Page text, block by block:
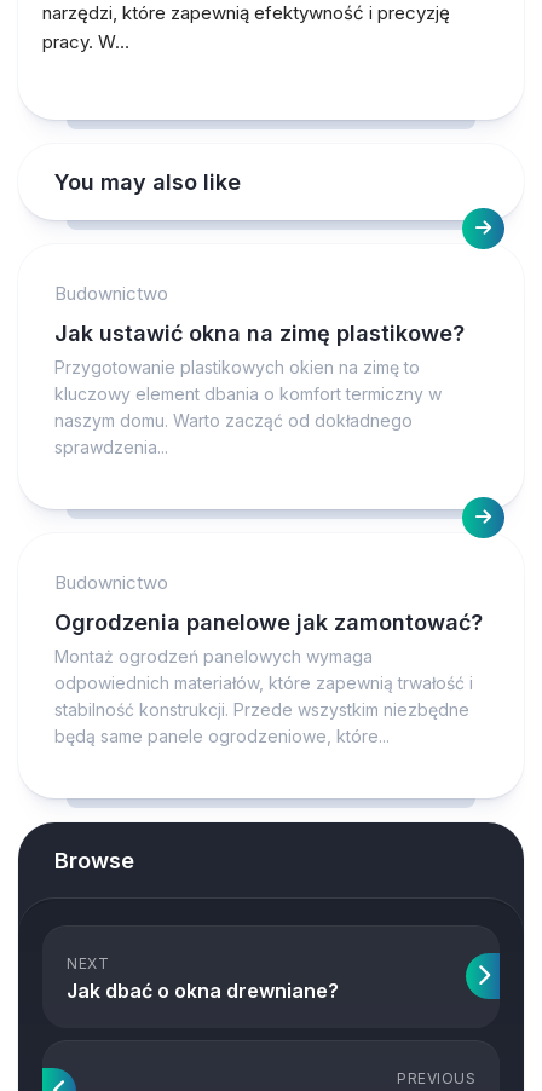
narzędzi, które zapewnią efektywność i precyzję
pracy. W…
You may also like
Budownictwo
Jak ustawić okna na zimę plastikowe?
Przygotowanie plastikowych okien na zimę to
kluczowy element dbania o komfort termiczny w
naszym domu. Warto zacząć od dokładnego
sprawdzenia...
Budownictwo
Ogrodzenia panelowe jak zamontować?
Montaż ogrodzeń panelowych wymaga
odpowiednich materiałów, które zapewnią trwałość i
stabilność konstrukcji. Przede wszystkim niezbędne
będą same panele ogrodzeniowe, które...
Browse
NEXT
Jak dbać o okna drewniane?
PREVIOUS